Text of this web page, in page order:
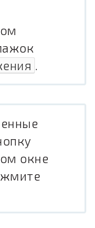
.
окне